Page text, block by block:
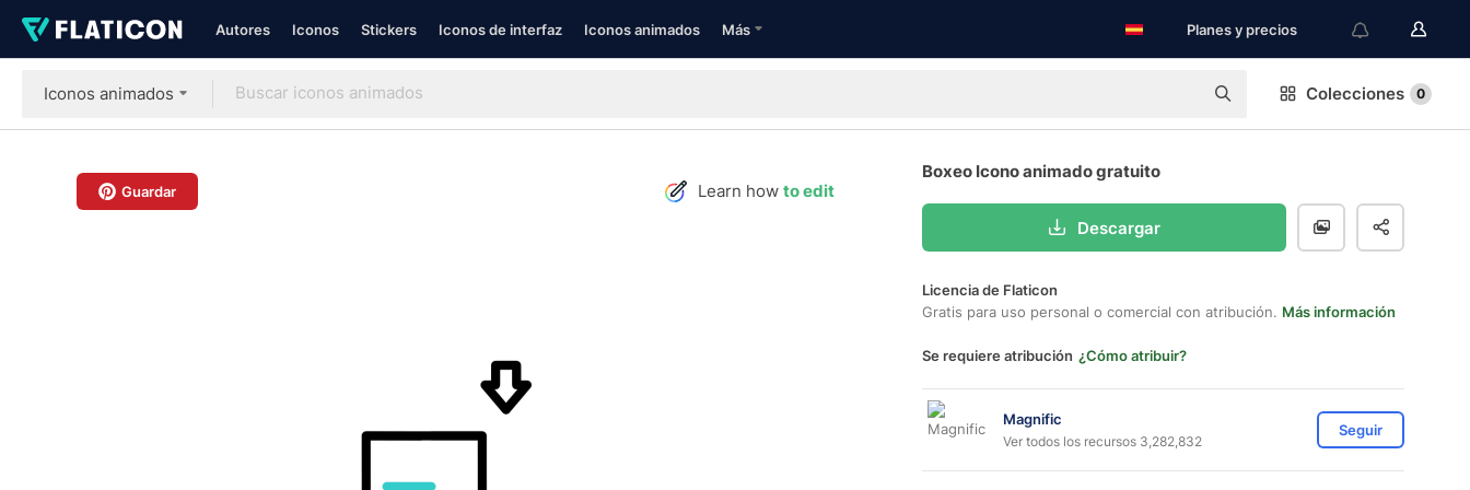
Autores Iconos Stickers Iconos de interfaz Iconos animados Más Planes y precios
Iconos animados Colecciones 0
Guardar Learn how to edit
Boxeo Icono animado gratuito
Descargar
Licencia de Flaticon
Gratis para uso personal o comercial con atribución. Más información
Se requiere atribución ¿Cómo atribuir?
Magnific
Ver todos los recursos 3,282,832
Seguir